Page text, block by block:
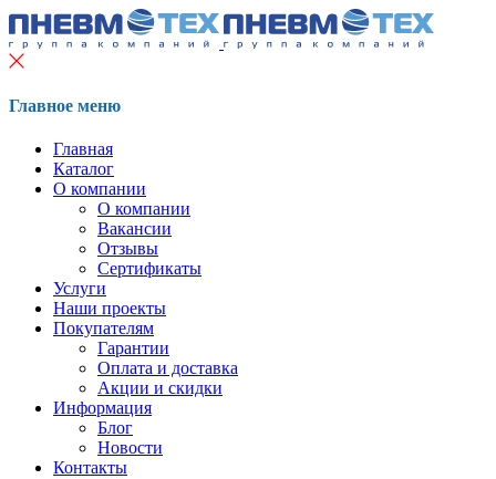
Главное меню
Главная
Каталог
О компании
О компании
Вакансии
Отзывы
Сертификаты
Услуги
Наши проекты
Покупателям
Гарантии
Оплата и доставка
Акции и скидки
Информация
Блог
Новости
Контакты